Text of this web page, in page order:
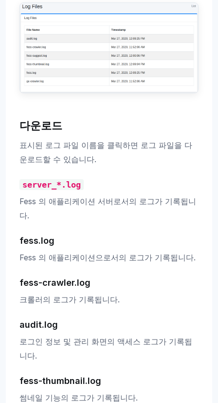
다운로드
표시된 로그 파일 이름을 클릭하면 로그 파일을 다
운로드할 수 있습니다.
server_*.log
Fess 의 애플리케이션 서버로서의 로그가 기록됩니
다.
fess.log
Fess 의 애플리케이션으로서의 로그가 기록됩니다.
fess-crawler.log
크롤러의 로그가 기록됩니다.
audit.log
로그인 정보 및 관리 화면의 액세스 로그가 기록됩
니다.
fess-thumbnail.log
썸네일 기능의 로그가 기록됩니다.